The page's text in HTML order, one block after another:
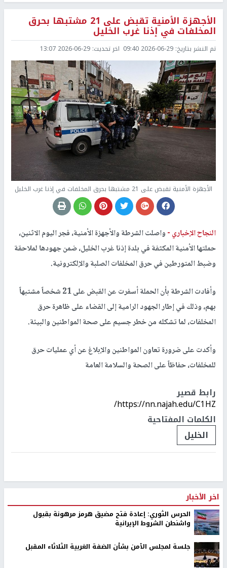
الأجهزة الأمنية تقبض على 21 مشتبها بحرق
المخلفات في إذنا غرب الخليل
تم النشر بتاريخ: 2026-06-29 09:40 اخر تحديث: 2026-06-29 13:07
الأجهزة الأمنية تقبض على 21 مشتبها بحرق المخلفات في إذنا غرب الخليل
النجاح الإخباري -واصلت الشرطة والأجهزة الأمنية، فجر اليوم الاثنين،
حملتها الأمنية المكثفة في بلدة إذنا غرب الخليل، ضمن جهودها لملاحقة
وضبط المتورطين في حرق المخلفات الصلبة والإلكترونية.
وأفادت الشرطة بأن الحملة أسفرت عن القبض على 21 شخصاً مشتبهاً
بهم، وذلك في إطار الجهود الرامية إلى القضاء على ظاهرة حرق
المخلفات، لما تشكله من خطر جسيم على صحة المواطنين والبيئة.
وأكدت على ضرورة تعاون المواطنين والإبلاغ عن أي عمليات حرق
للمخلفات، حفاظاً على الصحة والسلامة العامة
رابط قصير
https://nn.najah.edu/C1HZ/
الكلمات المفتاحية
الخليل
اخر الأخبار
الحرس الثوري: إعادة فتح مضيق هرمز مرهونة بقبول
واشنطن الشروط الإيرانية
جلسة لمجلس الأمن بشأن الضفة الغربية الثلاثاء المقبل